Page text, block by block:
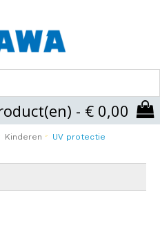
- € 0,00
Kinderen UV protectie